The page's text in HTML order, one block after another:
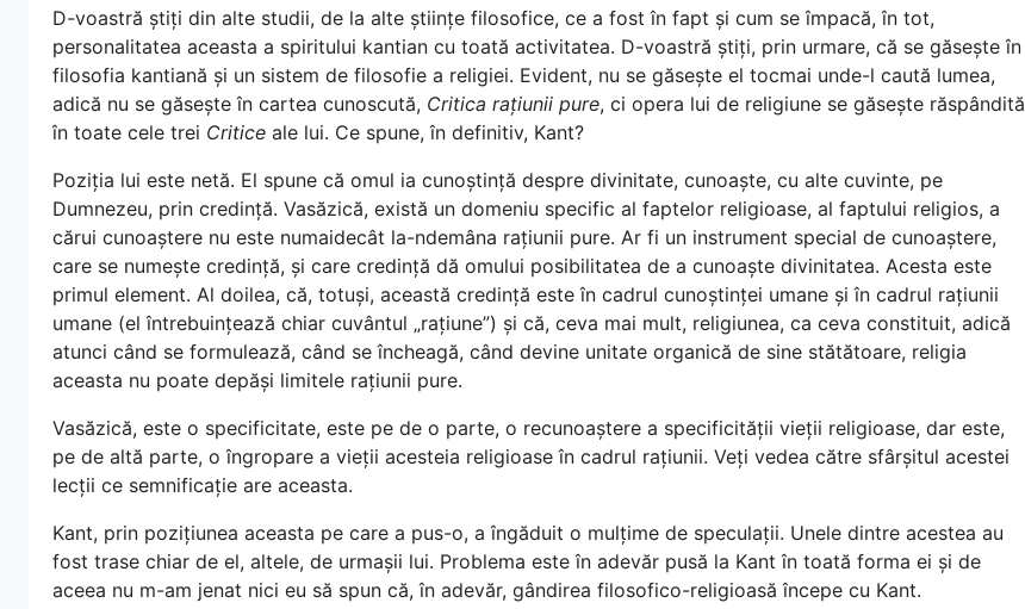
D-voastră știți din alte studii, de la alte științe filosofice, ce a fost în fapt și cum se împacă, în tot,
personalitatea aceasta a spiritului kantian cu toată activitatea. D-voastră știți, prin urmare, că se găsește în
filosofia kantiană și un sistem de filosofie a religiei. Evident, nu se găsește el tocmai unde-l caută lumea,
adică nu se găsește în cartea cunoscută, Critica rațiunii pure, ci opera lui de religiune se găsește răspândită
în toate cele trei Critice ale lui. Ce spune, în definitiv, Kant?
Poziția lui este netă. El spune că omul ia cunoștință despre divinitate, cunoaște, cu alte cuvinte, pe
Dumnezeu, prin credință. Vasăzică, există un domeniu specific al faptelor religioase, al faptului religios, a
cărui cunoaștere nu este numaidecât la-ndemâna rațiunii pure. Ar fi un instrument special de cunoaștere,
care se numește credință, și care credință dă omului posibilitatea de a cunoaște divinitatea. Acesta este
primul element. Al doilea, că, totuși, această credință este în cadrul cunoștinței umane și în cadrul rațiunii
umane (el întrebuințează chiar cuvântul „rațiune”) și că, ceva mai mult, religiunea, ca ceva constituit, adică
atunci când se formulează, când se încheagă, când devine unitate organică de sine stătătoare, religia
aceasta nu poate depăși limitele rațiunii pure.
Vasăzică, este o specificitate, este pe de o parte, o recunoaștere a specificității vieții religioase, dar este,
pe de altă parte, o îngropare a vieții acesteia religioase în cadrul rațiunii. Veți vedea către sfârșitul acestei
lecții ce semnificație are aceasta.
Kant, prin pozițiunea aceasta pe care a pus-o, a îngăduit o mulțime de speculații. Unele dintre acestea au
fost trase chiar de el, altele, de urmașii lui. Problema este în adevăr pusă la Kant în toată forma ei și de
aceea nu m-am jenat nici eu să spun că, în adevăr, gândirea filosofico-religioasă începe cu Kant.